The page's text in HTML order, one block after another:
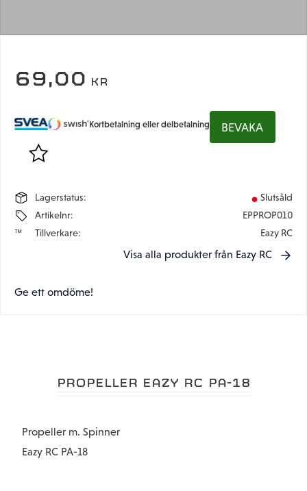
69,00 KR
Lägg till i favoriter
Kortbetalning eller delbetalning BEVAKA
Lagerstatus
Slutsåld
Artikelnr
EPPROP010
Tillverkare
Eazy RC
Visa alla produkter från Eazy RC
Ge ett omdöme!
PROPELLER EAZY RC PA-18
Propeller m. Spinner
Eazy RC PA-18